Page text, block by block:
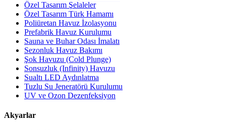
Özel Tasarım Şelaleler
Özel Tasarım Türk Hamamı
Poliüretan Havuz İzolasyonu
Prefabrik Havuz Kurulumu
Sauna ve Buhar Odası İmalatı
Sezonluk Havuz Bakımı
Şok Havuzu (Cold Plunge)
Sonsuzluk (Infinity) Havuzu
Sualtı LED Aydınlatma
Tuzlu Su Jeneratörü Kurulumu
UV ve Ozon Dezenfeksiyon
Akyarlar